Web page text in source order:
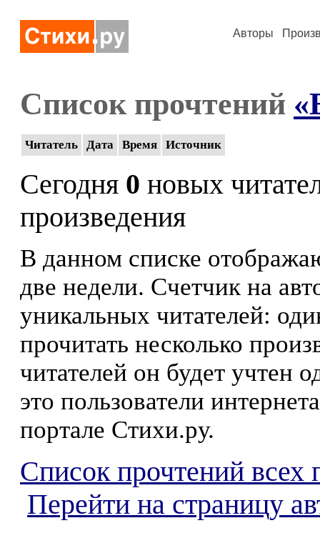
Авторы
Список прочтений
Читатель Дата Время Источник
Сегодня 0 новых
произведения
В данном списке
две недели. Счетчик на
уникальных читателей:
прочитать несколько
читателей он будет учтен
это пользователи
портале Стихи.ру.
Список прочтений всех
Перейти на страницу